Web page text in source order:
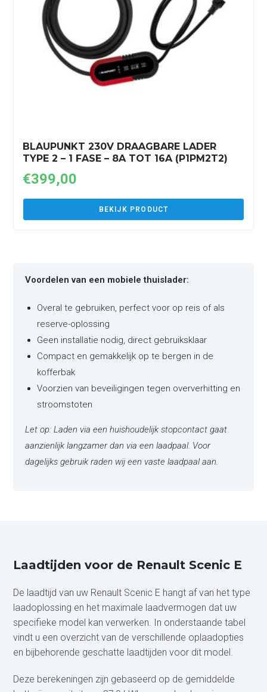
BLAUPUNKT 230V DRAAGBARE LADER
TYPE 2 – 1 FASE – 8A TOT 16A (P1PM2T2)
€399,00
BEKIJK PRODUCT
Voordelen van een mobiele thuislader:
Overal te gebruiken, perfect voor op reis of als
reserve-oplossing
Geen installatie nodig, direct gebruiksklaar
Compact en gemakkelijk op te bergen in de
kofferbak
Voorzien van beveiligingen tegen oververhitting en
stroomstoten
Let op: Laden via een huishoudelijk stopcontact gaat
aanzienlijk langzamer dan via een laadpaal. Voor
dagelijks gebruik raden wij een vaste laadpaal aan.
Laadtijden voor de Renault Scenic E
De laadtijd van uw Renault Scenic E hangt af van het type
laadoplossing en het maximale laadvermogen dat uw
specifieke model kan verwerken. In onderstaande tabel
vindt u een overzicht van de verschillende oplaadopties
en bijbehorende geschatte laadtijden voor dit model.
Deze berekeningen zijn gebaseerd op de gemiddelde